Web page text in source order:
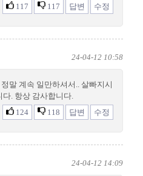
117
117 답변 수정
24-04-12 10:58
말 계속 일만하셔서.. 살빠지시
다. 항상 감사합니다.
124
118 답변 수정
24-04-12 14:09